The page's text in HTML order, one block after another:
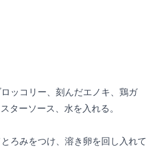
ッコリー、刻んだエノキ、鶏ガ
ターソース、水を入れる。
ろみをつけ、溶き卵を回し入れて